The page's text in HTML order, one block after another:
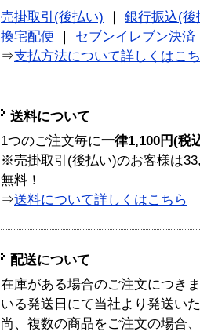
売掛取引(後払い)
銀行振込(後
換宅配便
セブンイレブン決済
⇒支払方法について詳しくはこ
送料について
1つのご注文毎に一律1,100円(税
※売掛取引(後払い)のお客様は
無料！
⇒送料について詳しくはこちら
配送について
在庫がある場合のご注文につき
いる発送日にて当社より発送い
尚、複数の商品をご注文の場合